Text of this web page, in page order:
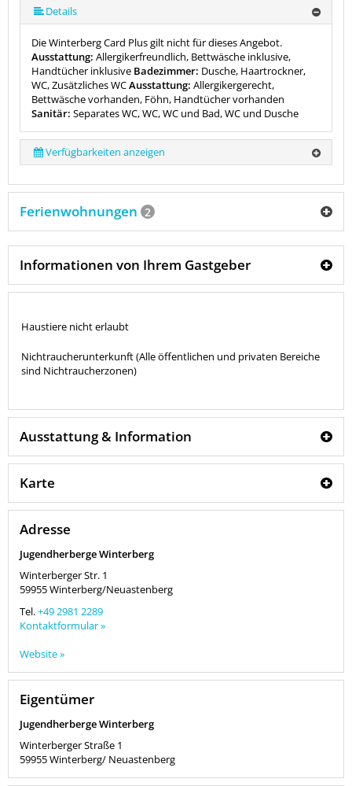
Details
Die Winterberg Card Plus gilt nicht für dieses Angebot.
Ausstattung: Allergikerfreundlich, Bettwäsche inklusive,
Handtücher inklusive Badezimmer: Dusche, Haartrockner,
WC, Zusätzliches WCAusstattung: Allergikergerecht,
Bettwäsche vorhanden, Föhn, Handtücher vorhanden
Sanitär: Separates WC, WC, WC und Bad, WC und Dusche
Verfügbarkeiten anzeigen
Ferienwohnungen 2
Informationen von Ihrem Gastgeber
Haustiere nicht erlaubt
Nichtraucherunterkunft (Alle öffentlichen und privaten Bereiche
sind Nichtraucherzonen)
Ausstattung & Information
Karte
Adresse
Jugendherberge Winterberg
Winterberger Str. 1
59955Winterberg/Neuastenberg
Tel.+49 2981 2289
Kontaktformular »
Website »
Eigentümer
Jugendherberge Winterberg
Winterberger Straße 1
59955Winterberg/ Neuastenberg